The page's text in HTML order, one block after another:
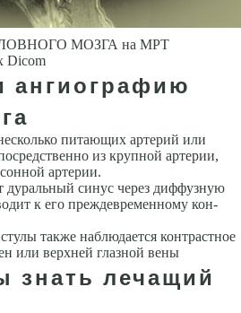
МОЗГА на МРТ
Dicom
ангиографию
питающих артерий или
из крупной артерии,
артерии.
дуральный синус через диффузную
к его преждевременному кон­
также наблюдает­ся контрастное
или верхней глазной вены
знать лечащий